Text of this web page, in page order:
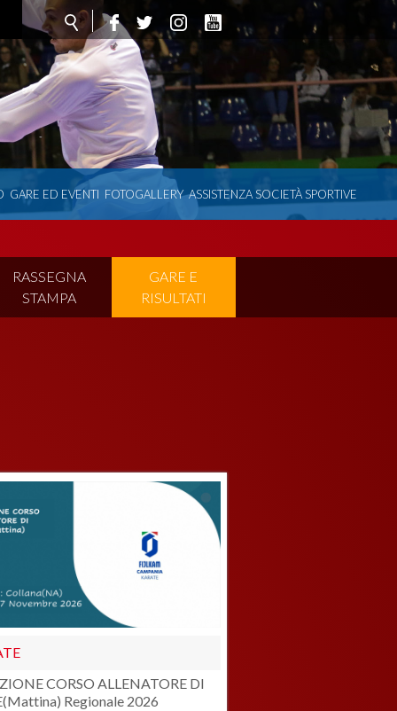
GARE ED EVENTI FOTOGALLERY ASSISTENZA SOCIETÀ SPORTIVE
RASSEGNA
STAMPA
GARE E
RISULTATI
CORSO ALLENATORE DI
Regionale 2026